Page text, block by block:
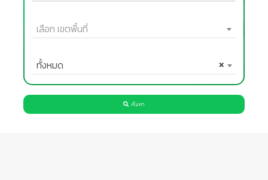
เลือก เขตพื้นที่
×
ทั้งหมด
ค้นหา